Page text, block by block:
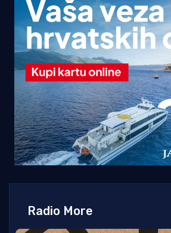
Radio More